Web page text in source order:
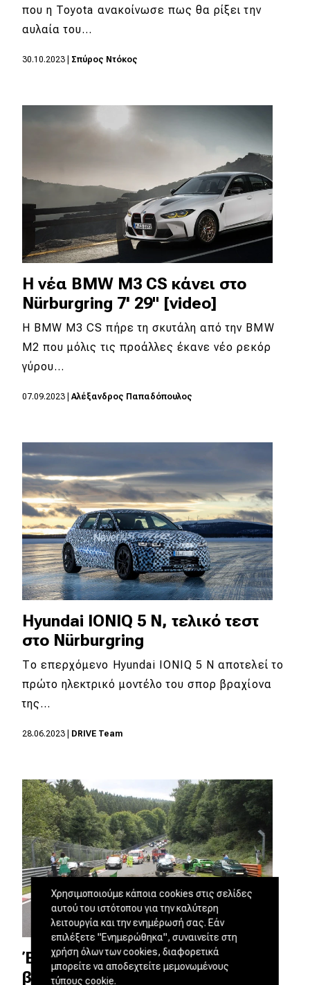
που η Toyota ανακοίνωσε πως θα ρίξει την
αυλαία του…
30.10.2023 Σπύρος Ντόκος
Η νέα BMW M3 CS κάνει στο
Nürburgring 7' 29" [video]
H BMW M3 CS πήρε τη σκυτάλη από την BMW
M2 που μόλις τις προάλλες έκανε νέο ρεκόρ
γύρου…
07.09.2023 Αλέξανδρος Παπαδόπουλος
Hyundai IONIQ 5 N, τελικό τεστ
στο Nürburgring
Το επερχόμενο Hyundai IONIQ 5 N αποτελεί το
πρώτο ηλεκτρικό μοντέλο του σπορ βραχίονα
της…
28.06.2023 DRIVE Team
Έχεις αργό αυτοκίνητο; Ξέχνα τη
βόλτα στο Nürburgring [video]
Χρησιμοποιούμε κάποια cookies στις σελίδες
αυτού του ιστότοπου για την καλύτερη
λειτουργία και την ενημέρωσή σας. Εάν
επιλέξετε "Ενημερώθηκα", συναινείτε στη
χρήση όλων των cookies, διαφορετικά
μπορείτε να αποδεχτείτε μεμονωμένους
τύπους cookie.